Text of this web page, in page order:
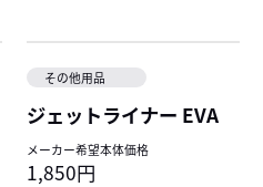
その他用品
ジェットライナー EVA
メーカー希望本体価格
1,850円